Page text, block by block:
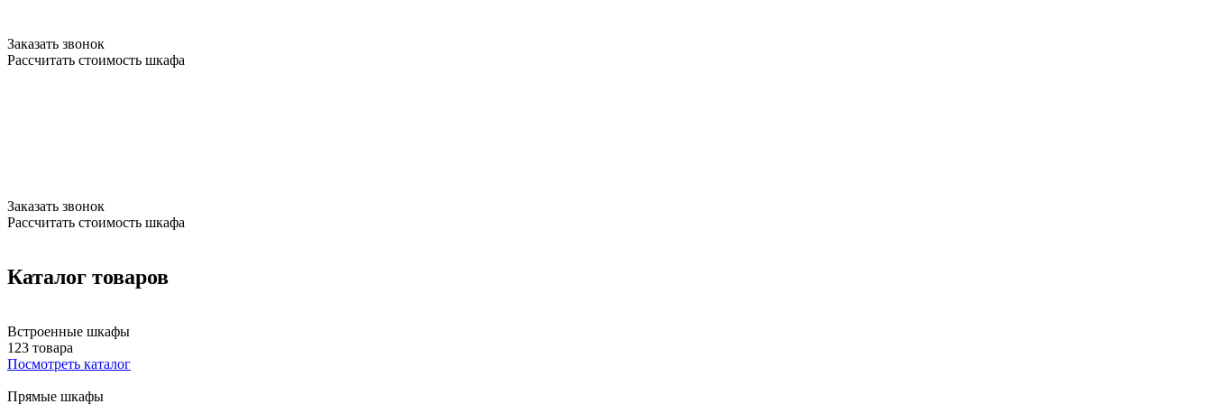
Заказать звонок
Рассчитать стоимость шкафа
Заказать звонок
Рассчитать стоимость шкафа
Каталог товаров
Встроенные шкафы
123 товара
Посмотреть каталог
Прямые шкафы